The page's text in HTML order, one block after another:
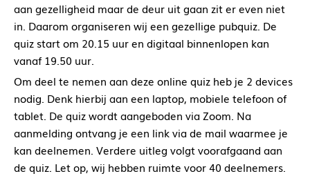
aan gezelligheid maar de deur uit gaan zit er even niet
in. Daarom organiseren wij een gezellige pubquiz. De
quiz start om 20.15 uur en digitaal binnenlopen kan
vanaf 19.50 uur.
Om deel te nemen aan deze online quiz heb je 2 devices
nodig. Denk hierbij aan een laptop, mobiele telefoon of
tablet. De quiz wordt aangeboden via Zoom. Na
aanmelding ontvang je een link via de mail waarmee je
kan deelnemen. Verdere uitleg volgt voorafgaand aan
de quiz. Let op, wij hebben ruimte voor 40 deelnemers.